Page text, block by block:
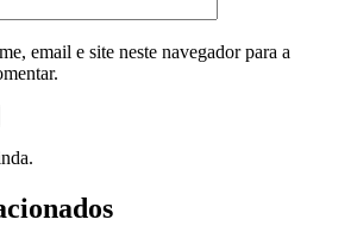
email e site neste navegador para a